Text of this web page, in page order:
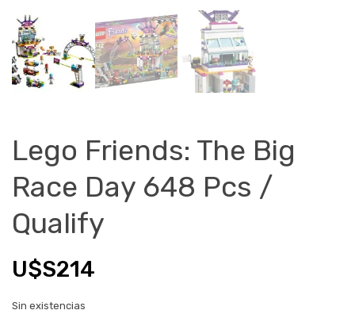
Lego Friends: The Big
Race Day 648 Pcs /
Qualify
U$S214
Sin existencias